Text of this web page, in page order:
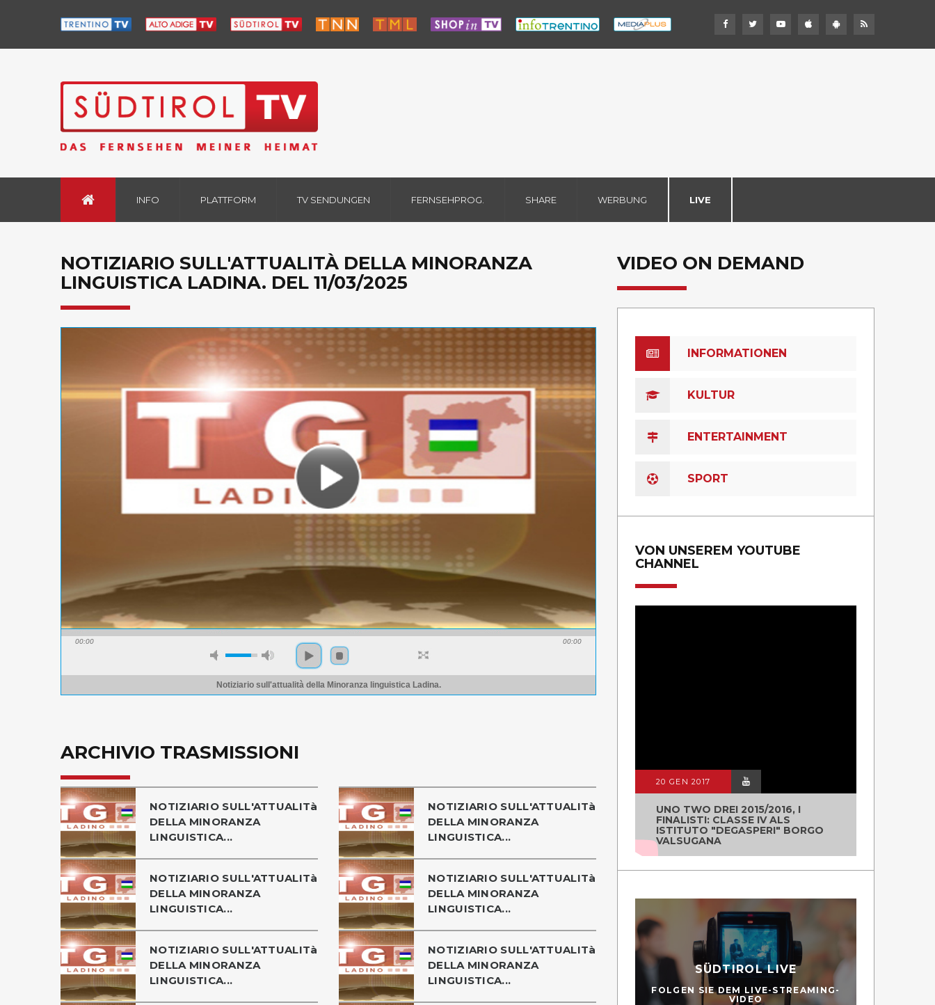
INFO PLATTFORM TV SENDUNGEN FERNSEHPROG. SHARE WERBUNG LIVE
NOTIZIARIO SULL'ATTUALITÀ DELLA MINORANZA
LINGUISTICA LADINA. DEL 11/03/2025
00:00 00:00
Notiziario sull'attualità della Minoranza linguistica Ladina.
ARCHIVIO TRASMISSIONI
NOTIZIARIO SULL'ATTUALITà
DELLA MINORANZA
LINGUISTICA...
NOTIZIARIO SULL'ATTUALITà
DELLA MINORANZA
LINGUISTICA...
NOTIZIARIO SULL'ATTUALITà
DELLA MINORANZA
LINGUISTICA...
NOTIZIARIO SULL'ATTUALITà
DELLA MINORANZA
LINGUISTICA...
NOTIZIARIO SULL'ATTUALITà
DELLA MINORANZA
LINGUISTICA...
NOTIZIARIO SULL'ATTUALITà
DELLA MINORANZA
LINGUISTICA...
VIDEO ON DEMAND
INFORMATIONEN
KULTUR
ENTERTAINMENT
SPORT
VON UNSEREM YOUTUBE
CHANNEL
20 GEN 2017
UNO TWO DREI 2015/2016, I
FINALISTI: CLASSE IV ALS
ISTITUTO "DEGASPERI" BORGO
VALSUGANA
SÜDTIROL LIVE
FOLGEN SIE DEM LIVE-STREAMING-
VIDEO